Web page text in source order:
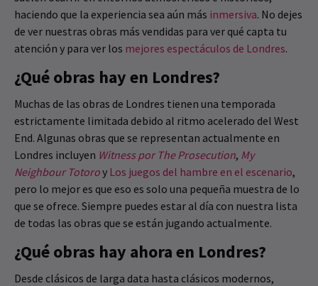
haciendo que la experiencia sea aún más inmersiva. No dejes
de ver nuestras obras más vendidas para ver qué capta tu
atención y para ver los mejores espectáculos de Londres.
¿Qué obras hay en Londres?
Muchas de las obras de Londres tienen una temporada
estrictamente limitada debido al ritmo acelerado del West
End. Algunas obras que se representan actualmente en
Londres incluyen Witness por The Prosecution, My
Neighbour Totoroy Los juegos del hambre en el escenario,
pero lo mejor es que eso es solo una pequeña muestra de lo
que se ofrece. Siempre puedes estar al día con nuestra lista
de todas las obras que se están jugando actualmente.
¿Qué obras hay ahora en Londres?
Desde clásicos de larga data hasta clásicos modernos,